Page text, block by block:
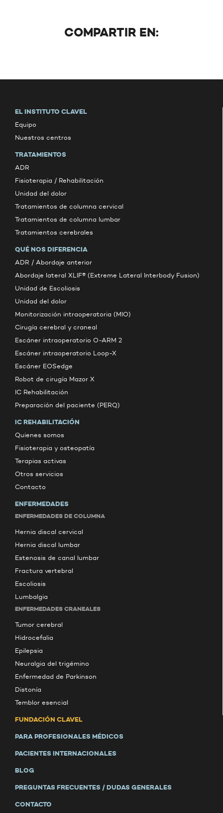
COMPARTIR EN:
EL INSTITUTO CLAVEL
Equipo
Nuestros centros
TRATAMIENTOS
ADR
Fisioterapia / Rehabilitación
Unidad del dolor
Tratamientos de columna cervical
Tratamientos de columna lumbar
Tratamientos cerebrales
QUÉ NOS DIFERENCIA
ADR / Abordaje anterior
Abordaje lateral XLIF® (Extreme Lateral Interbody Fusion)
Unidad de Escoliosis
Unidad del dolor
Monitorización intraoperatoria (MIO)
Cirugía cerebral y craneal
Escáner intraoperatorio O-ARM 2
Escáner intraoperatorio Loop-X
Escáner EOSedge
Robot de cirugía Mazor X
IC Rehabilitación
Preparación del paciente (PERQ)
IC REHABILITACIÓN
Quienes somos
Fisioterapia y osteopatía
Terapias activas
Otros servicios
Contacto
ENFERMEDADES
ENFERMEDADES DE COLUMNA
Hernia discal cervical
Hernia discal lumbar
Estenosis de canal lumbar
Fractura vertebral
Escoliosis
Lumbalgia
ENFERMEDADES CRANEALES
Tumor cerebral
Hidrocefalia
Epilepsia
Neuralgia del trigémino
Enfermedad de Parkinson
Distonía
Temblor esencial
FUNDACIÓN CLAVEL
PARA PROFESIONALES MÉDICOS
PACIENTES INTERNACIONALES
BLOG
PREGUNTAS FRECUENTES / DUDAS GENERALES
CONTACTO